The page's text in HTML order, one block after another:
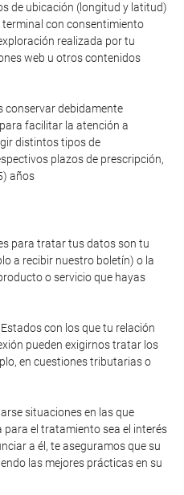
de ubicación (longitud y latitud)
con consentimiento
realizada por tu
web u otros contenidos
conservar debidamente
facilitar la atención a
distintos tipos de
plazos de prescripción,
años
para tratar tus datos son tu
a recibir nuestro boletín) o la
o servicio que hayas
con los que tu relación
pueden exigirnos tratar los
en cuestiones tributarias o
situaciones en las que
el tratamiento sea el interés
a él, te aseguramos que su
las mejores prácticas en su